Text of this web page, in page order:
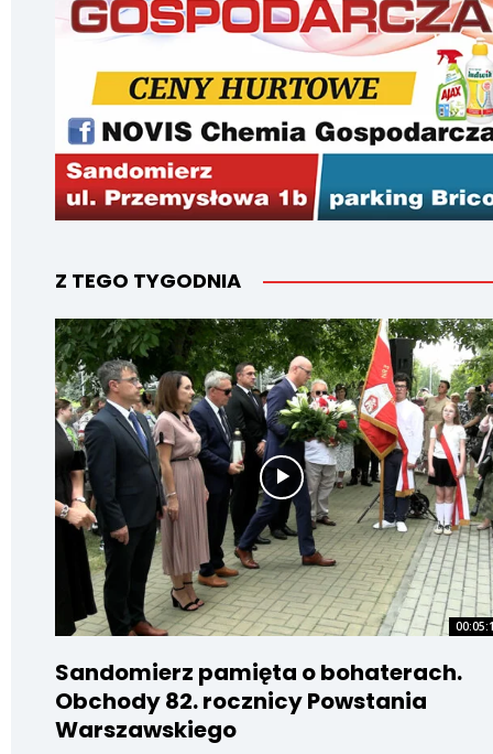
Z TEGO TYGODNIA
Sandomierz pamięta o bohaterach.
Obchody 82. rocznicy Powstania
Warszawskiego